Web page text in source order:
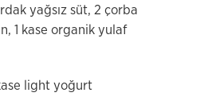
yağsız süt, 2 çorba
1 kase organik yulaf
light yoğurt